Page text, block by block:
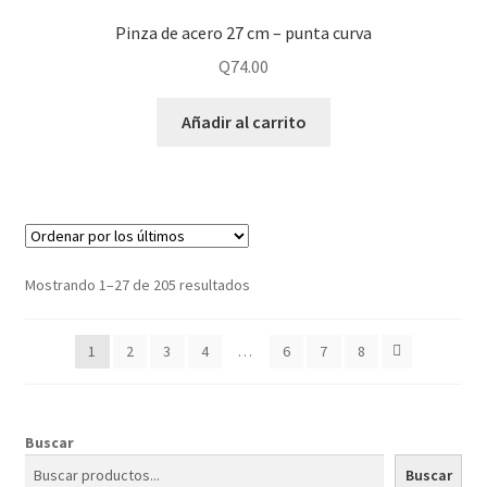
Pinza de acero 27 cm – punta curva
Q74.00
Añadir al carrito
Mostrando 1–27 de 205 resultados
1 2 3 4 … 6 7 8
Buscar
Buscar